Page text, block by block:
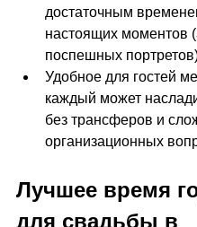
достаточным
настоящих моментов
поспешных
Удобное для гостей
каждый может
без трансферов и
организационных
Лучшее время
для свадьбы в